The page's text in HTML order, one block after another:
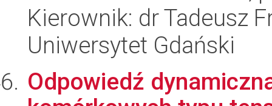
Kierownik: dr Tadeusz
Uniwersytet Gdański
Odpowiedź